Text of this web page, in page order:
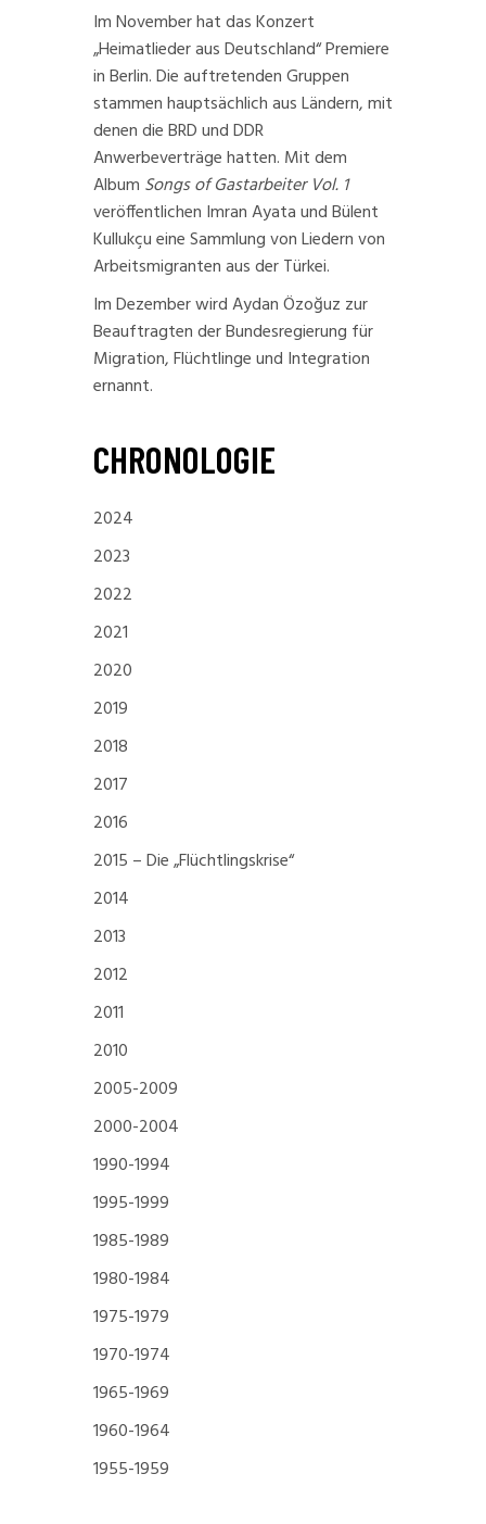
Im November hat das Konzert
„Heimatlieder aus Deutschland“Premiere
in Berlin. Die auftretenden Gruppen
stammen hauptsächlich aus Ländern, mit
denen die BRD und DDR
Anwerbeverträge hatten. Mit dem
Album Songs of Gastarbeiter Vol. 1
veröffentlichen Imran Ayata und Bülent
Kullukçu eineSammlung von Liedern von
Arbeitsmigrantenaus der Türkei.
Im Dezember wirdAydan Özoğuz zur
Beauftragten der Bundesregierung für
Migration, Flüchtlinge und Integration
ernannt.
CHRONOLOGIE
2024
2023
2022
2021
2020
2019
2018
2017
2016
2015 – Die „Flüchtlingskrise“
2014
2013
2012
2011
2010
2005-2009
2000-2004
1990-1994
1995-1999
1985-1989
1980-1984
1975-1979
1970-1974
1965-1969
1960-1964
1955-1959